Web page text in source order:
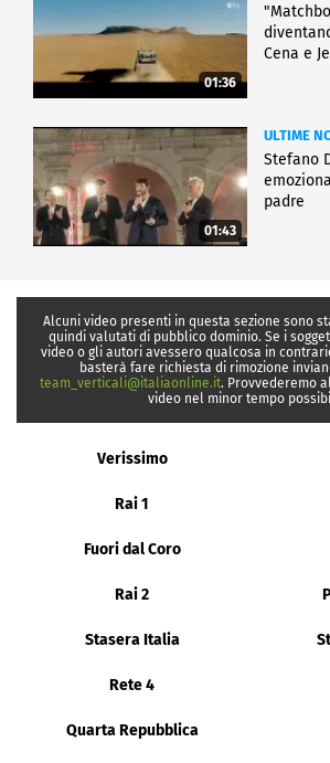
01:36
Cena e
01:43
ULTIME
Stefano
padre
Alcuni video presenti in questa sezione sono
quindi valutati di pubblico dominio. Se i
video o gli autori avessero qualcosa in
basterà fare richiesta di rimozione
team_verticali@italiaonline.it. Provvederemo
video nel minor tempo
Verissimo
Rai 1
Fuori dal Coro
Rai 2
Stasera Italia
Rete 4
Quarta Repubblica